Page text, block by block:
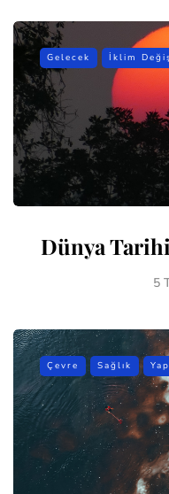
Gelecek İklim
Dünya
5
Çevre Sağlık